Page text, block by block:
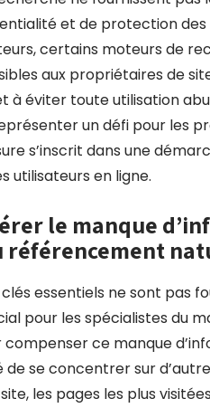
et de protection
certains moteurs de
aux propriétaires de
à éviter toute utilisation
un défi pour les
s’inscrit dans une
utilisateurs en ligne.
le manque
référencement
essentiels ne sont pas
pour les spécialistes du
ce manque
se concentrer sur
les pages les plus